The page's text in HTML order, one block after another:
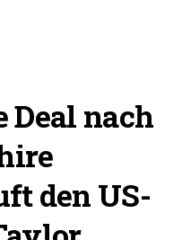
Deal nach
den US-